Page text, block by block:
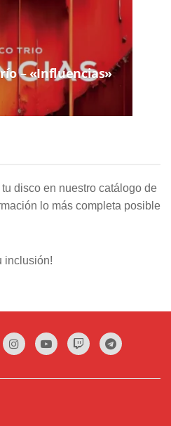
– «Influencias»
disco en nuestro catálogo de
lo más completa posible
inclusión!